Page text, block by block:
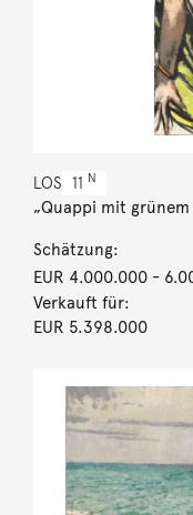
LOS 11 N
„Quappi mit
Schätzung:
EUR 4.000.000-
Verkauft für:
EUR 5.398.000